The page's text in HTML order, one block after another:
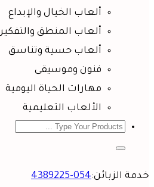
ألعاب الخيال والإبداع
ألعاب المنطق والتفكير
ألعاب حسية وتناسق
فنون وموسيقى
مهارات الحياة اليومية
الألعاب التعليمية
خدمة الزبائن:054-4389225